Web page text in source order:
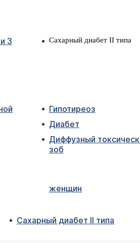
3
Сахарный диабет II типа
Гипотиреоз
Диабет
Диффузный
зоб
женщин
Сахарный диабет II типа